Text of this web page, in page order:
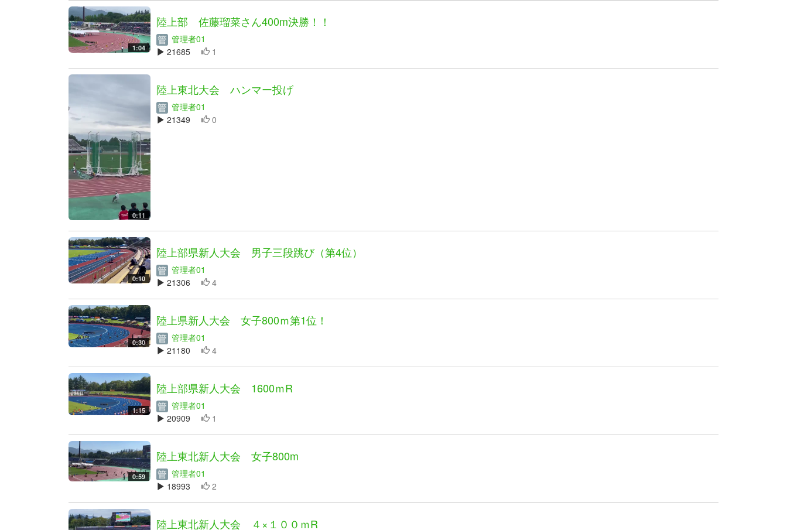
1:04
陸上部 佐藤瑠菜さん400m決勝！！
管理者01
21685
1
0:11
陸上東北大会 ハンマー投げ
管理者01
21349
0
0:10
陸上部県新人大会 男子三段跳び（第4位）
管理者01
21306
4
0:30
陸上県新人大会 女子800ｍ第1位！
管理者01
21180
4
1:15
陸上部県新人大会 1600ｍR
管理者01
20909
1
0:59
陸上東北新人大会 女子800m
管理者01
18993
2
陸上東北新人大会 ４×１００ｍR